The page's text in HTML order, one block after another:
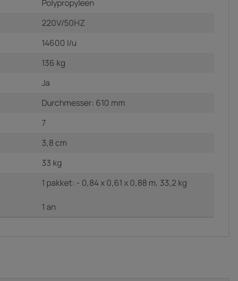
Polypropyleen
220V/50HZ
14600 l/u
136 kg
Ja
Durchmesser: 610 mm
7
3,8 cm
33 kg
1 pakket: - 0,84 x 0,61 x 0,88 m, 33,2 kg
1 an